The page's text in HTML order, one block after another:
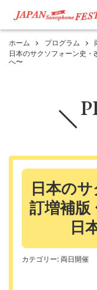
ホーム プログラム
日本のサクソフォーン史
へ〜
日本の
訂増補版
日
カテゴリー: 両日開催